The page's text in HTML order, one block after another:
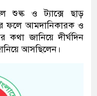
শুল্ক ও ট্যাক্সে ছাড়
ফলে আমদানিকারক ও
জানিয়ে দীর্ঘদিন
আসছিলেন।